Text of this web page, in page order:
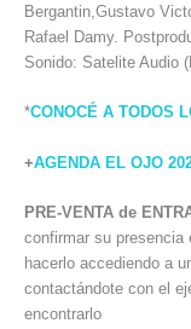
Bergantin,Gustavo
Rafael Damy.
Sonido: Satelite Audio
*CONOCÉ A TODOS
+AGENDA EL OJO
PRE-VENTA de
confirmar su presencia
hacerlo accediendo a
contactándote con el
encontrarlo